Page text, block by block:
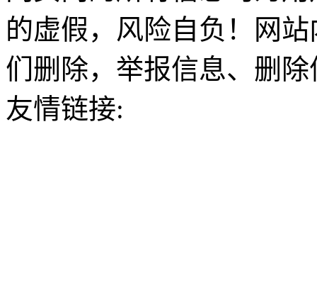
的虚假，风险自负！网
们删除，举报信息、删
友情链接: